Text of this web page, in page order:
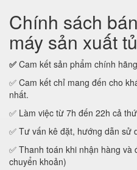
Chính sách
máy sản xuất
✅ Cam kết sản phẩm chính
✅ Cam kết chỉ mang đến cho
nhất.
✅ Làm việc từ 7h đến 22h cả
✅ Tư vấn kê đặt, hướng dẫn sử
✅ Thanh toán khi nhận hàng
chuyển khoản)